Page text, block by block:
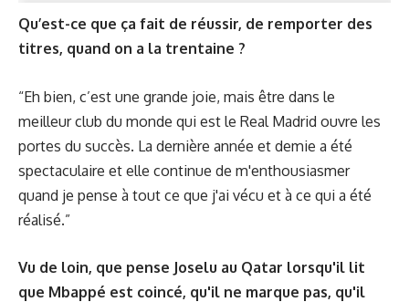
Qu’est-ce que ça fait de réussir, de remporter des
titres, quand on a la trentaine ?
“Eh bien, c’est une grande joie, mais être dans le
meilleur club du monde qui est le Real Madrid ouvre les
portes du succès. La dernière année et demie a été
spectaculaire et elle continue de m'enthousiasmer
quand je pense à tout ce que j'ai vécu et à ce qui a été
réalisé.”
Vu de loin, que pense Joselu au Qatar lorsqu'il lit
que Mbappé est coincé, qu'il ne marque pas, qu'il